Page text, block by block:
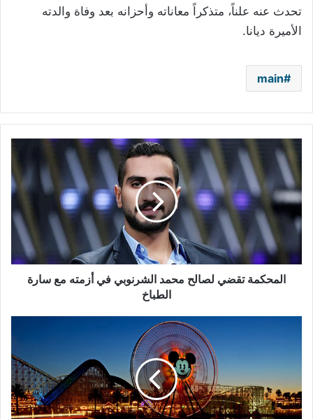
تحدث عنه علناً، متذكراً معاناته وأحزانه بعد وفاة والدته
الأميرة ديانا.
main
تقضي
لصالح
محمد
الشرنوبي
في
أزمته
مع
سارة
الطباخالمحكمة تقضي لصالح محمد الشرنوبي في أزمته مع سارة
الطباخ
ديزني
لاند
في